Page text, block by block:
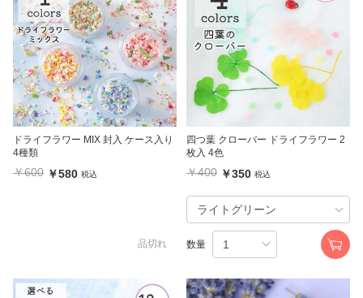
ドライフラワー MIX 封入 ケース入り
4種類
￥600 ￥580 税込
品切れ
四つ葉 クローバー ドライフラワー 2
枚入 4色
￥400 ￥350 税込
数量